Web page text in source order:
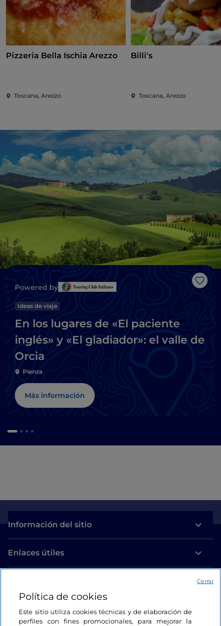
Pizzeria Bella Ischia Arezzo
Toscana, Arezzo
Billi's
Toscana, Arezzo
Me
Powered by
Ideas de viaje
En los lugares de «El paciente
inglés» y «El gladiador»: el valle de
Orcia
Pienza
Más información
Información del sitio
Enlaces útiles
Estamos en contacto
Política de cookies
Este sitio utiliza cookies técnicas y de elaboración de
perfiles con fines promocionales, para mejorar la
Cerrar